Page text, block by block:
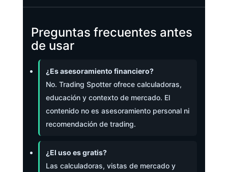
Preguntas frecuentes antes
de usar
¿Es asesoramiento financiero?
No. Trading Spotter ofrece calculadoras,
educación y contexto de mercado. El
contenido no es asesoramiento personal ni
recomendación de trading.
¿El uso es gratis?
Las calculadoras, vistas de mercado y